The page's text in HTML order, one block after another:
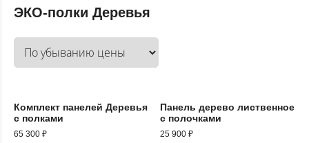
ЭКО-полки Деревья
Комплект панелей Деревья
с полками
65 300 ₽
Панель дерево лиственное
с полочками
25 900₽